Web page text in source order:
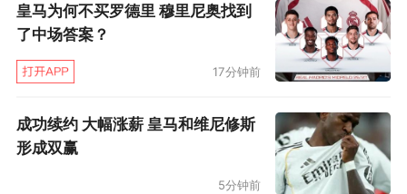
皇马为何不买罗德里 穆里尼奥找到
了中场答案？
17分钟前
成功续约 大幅涨薪 皇马和维尼修斯
形成双赢
5分钟前